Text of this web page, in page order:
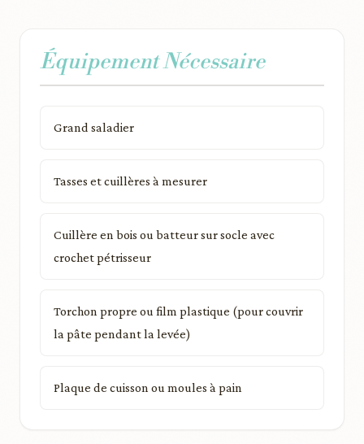
Équipement Nécessaire
Grand saladier
Tasses et cuillères à mesurer
Cuillère en bois ou batteur sur socle avec
crochet pétrisseur
Torchon propre ou film plastique (pour couvrir
la pâte pendant la levée)
Plaque de cuisson ou moules à pain